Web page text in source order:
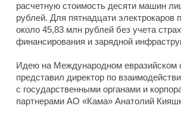
расчетную стоимость десяти машин
рублей. Для пятнадцати электрокаров
около 45,83 млн рублей без учета
финансирования и зарядной
Идею на Международном евразийском
представил директор по
с государственными органами и
партнерами АО «Кама» Анатолий